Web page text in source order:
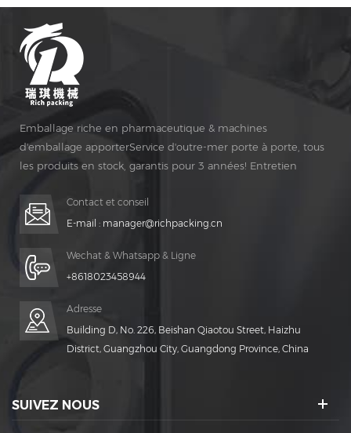
Emballage riche en pharmaceutique & machines
d'emballage apporterService d'outre-mer porte à porte, tous
les produits en stock, garantis pour 3 années! Entretien
Contact et conseil
E-mail : manager@richpacking.cn
Wechat & Whatsapp & Ligne
+8618023458944
Adresse
Building D, No. 226, Beishan Qiaotou Street, Haizhu
District, Guangzhou City, Guangdong Province, China
SUIVEZ NOUS